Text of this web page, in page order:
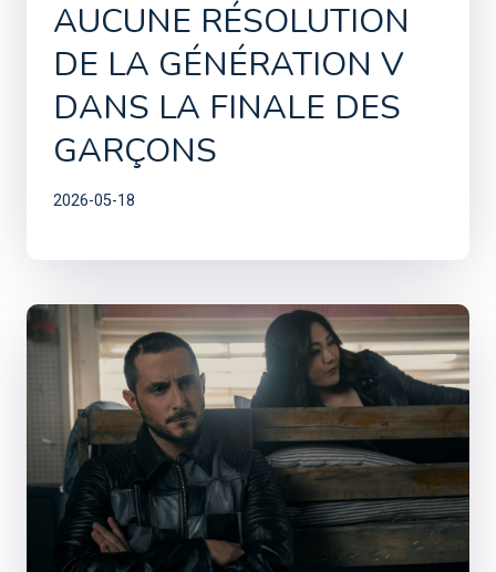
AUCUNE RÉSOLUTION
DE LA GÉNÉRATION V
DANS LA FINALE DES
GARÇONS
2026-05-18